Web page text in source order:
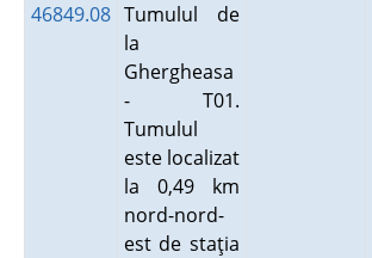
46849.08 Tumulul de
la
Ghergheasa
- T01.
Tumulul
este localizat
la 0,49 km
nord-nord-
est de staţia